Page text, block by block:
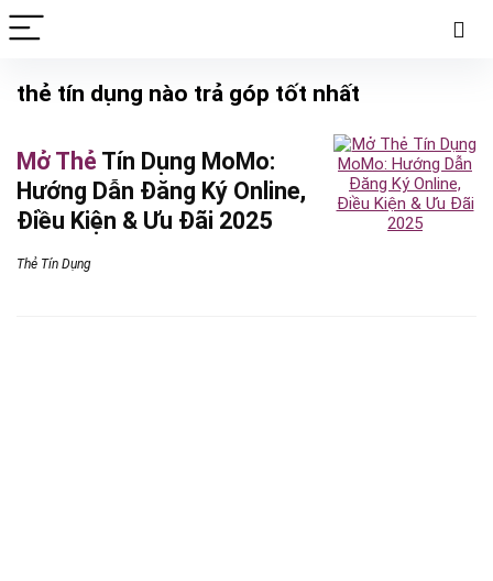
thẻ tín dụng nào trả góp tốt nhất
Mở Thẻ Tín Dụng MoMo:
Hướng Dẫn Đăng Ký Online,
Điều Kiện & Ưu Đãi 2025
Thẻ Tín Dụng